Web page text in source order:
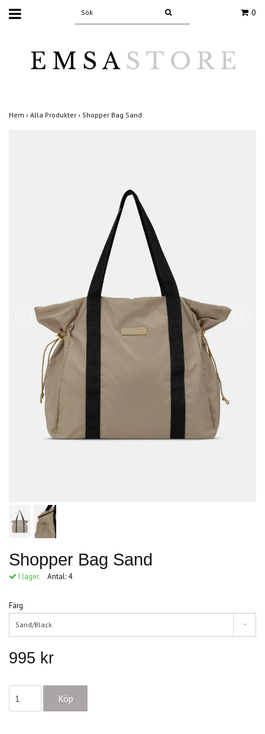
0
Hem › Alla Produkter › Shopper Bag Sand
Shopper Bag Sand
I lager. Antal: 4
Färg
Sand/Black
995 kr